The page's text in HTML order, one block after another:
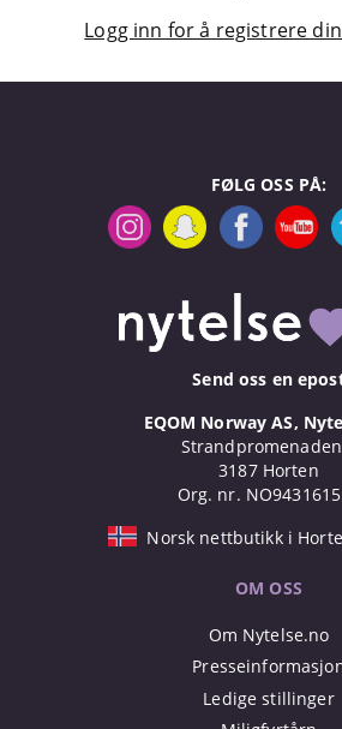
Logg inn for å registrere
FØLG OSS PÅ:
Send oss en
EQOM Norway AS,
3187 Horten
Org. nr.
Norsk nettbutikk i
OM OSS
Om Nytelse.no
Ledige stillinger